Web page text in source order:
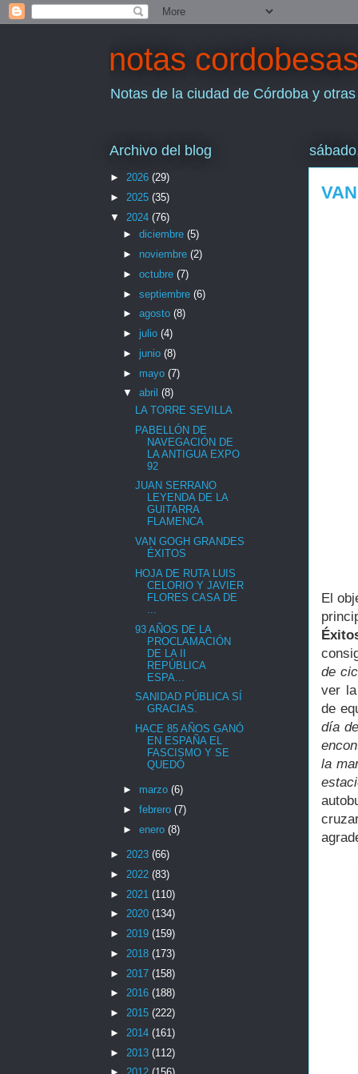
notas cordobesas
Notas de la ciudad de Córdoba y
El
de
ver
de
día
la
Archivo del blog
► 2026 (29)
► 2025 (35)
▼ 2024 (76)
► diciembre (5)
► noviembre (2)
► octubre (7)
► septiembre (6)
► agosto (8)
► julio (4)
► junio (8)
► mayo (7)
▼ abril (8)
LA TORRE SEVILLA
PABELLÓN DE
NAVEGACIÓN DE
LA ANTIGUA EXPO
92
JUAN SERRANO
LEYENDA DE LA
GUITARRA
FLAMENCA
VAN GOGH GRANDES
ÉXITOS
HOJA DE RUTA LUIS
CELORIO Y JAVIER
FLORES CASA DE
93 AÑOS DE LA
PROCLAMACIÓN
DE LA II
REPÚBLICA
ESPA...
SANIDAD PÚBLICA SÍ
GRACIAS.
HACE 85 AÑOS GANÓ
EN ESPAÑA EL
FASCISMO Y SE
QUEDÓ
► marzo (6)
► febrero (7)
► enero (8)
► 2023 (66)
► 2022 (83)
► 2021 (110)
► 2020 (134)
► 2019 (159)
► 2018 (173)
► 2017 (158)
► 2016 (188)
► 2015 (222)
► 2014 (161)
► 2013 (112)